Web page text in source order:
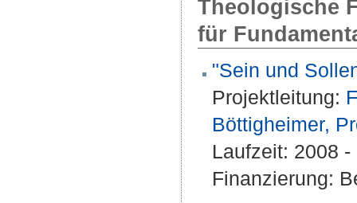
Theologische
für
"Sein und
Projektleitung:
Böttigheimer,
Laufzeit: 2008
Finanzierung: